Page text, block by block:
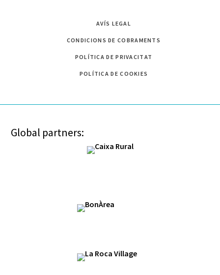
AVÍS LEGAL
CONDICIONS DE COBRAMENTS
POLÍTICA DE PRIVACITAT
POLÍTICA DE COOKIES
Global partners: